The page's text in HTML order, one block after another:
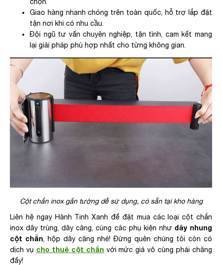
Giao hàng nhanh chóng trên toàn quốc, hỗ trợ lắp đặt
tận nơi khi có nhu cầu.
Đội ngũ tư vấn chuyên nghiệp, tận tình, cam kết mang
lại giải pháp phù hợp nhất cho từng không gian.
Cột chắn inox gắn tường dễ sử dụng, có sẵn tại kho hàng
Liên hệ ngay Hành Tinh Xanh để đặt mua các loại cột chắn
inox dây trùng, dây căng, cùng các phụ kiện như dây nhung
cột chắn, hộp dây căng nhé! Đừng quên chúng tôi còn có
dịch vụ cho thuê cột chắn với mức giá vô cùng phải chăng
đấy!